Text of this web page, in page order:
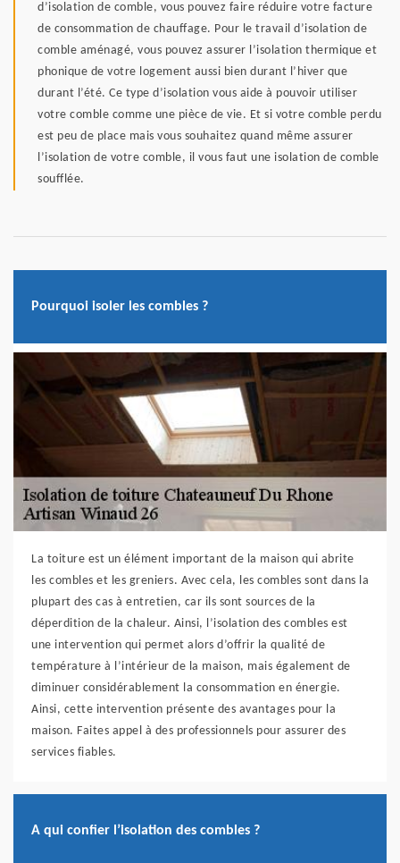
d’isolation de comble, vous pouvez faire réduire votre facture
de consommation de chauffage. Pour le travail d’isolation de
comble aménagé, vous pouvez assurer l’isolation thermique et
phonique de votre logement aussi bien durant l’hiver que
durant l’été. Ce type d’isolation vous aide à pouvoir utiliser
votre comble comme une pièce de vie. Et si votre comble perdu
est peu de place mais vous souhaitez quand même assurer
l’isolation de votre comble, il vous faut une isolation de comble
soufflée.
Pourquoi isoler les combles ?
La toiture est un élément important de la maison qui abrite
les combles et les greniers. Avec cela, les combles sont dans la
plupart des cas à entretien, car ils sont sources de la
déperdition de la chaleur. Ainsi, l’isolation des combles est
une intervention qui permet alors d’offrir la qualité de
température à l’intérieur de la maison, mais également de
diminuer considérablement la consommation en énergie.
Ainsi, cette intervention présente des avantages pour la
maison. Faites appel à des professionnels pour assurer des
services fiables.
A qui confier l’isolation des combles ?